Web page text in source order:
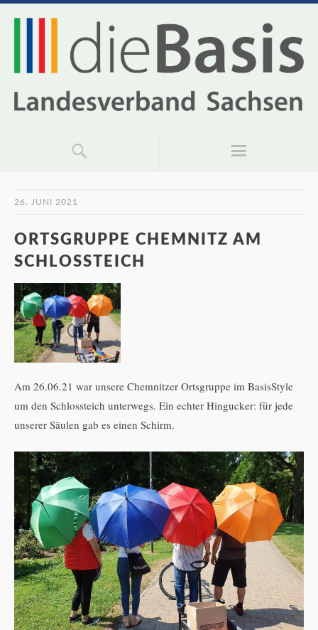
26. JUNI 2021
ORTSGRUPPE CHEMNITZ AM
SCHLOSSTEICH
Am 26.06.21 war unsere Chemnitzer Ortsgruppe im BasisStyle
um den Schlossteich unterwegs. Ein echter Hingucker: für jede
unserer Säulen gab es einen Schirm.